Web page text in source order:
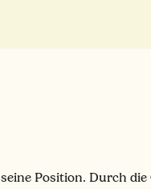
Position. Durch